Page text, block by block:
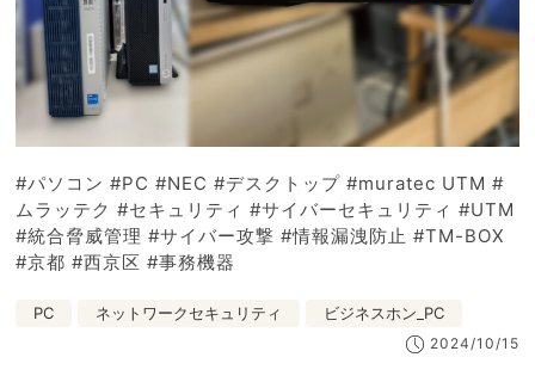
#パソコン #PC #NEC #デスクトップ #muratec UTM #
ムラッテク #セキュリティ #サイバーセキュリティ #UTM
#統合脅威管理 #サイバー攻撃 #情報漏洩防止 #TM-BOX
#京都 #西京区 #事務機器
PC ネットワークセキュリティ ビジネスホン_PC
2024/10/15